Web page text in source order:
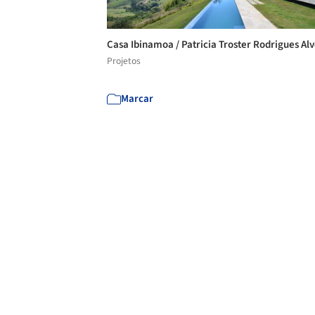
Casa Ibinamoa / Patricia Troster Rodrigues
Projetos
Marcar